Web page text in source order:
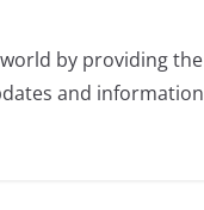
by providing the
and information